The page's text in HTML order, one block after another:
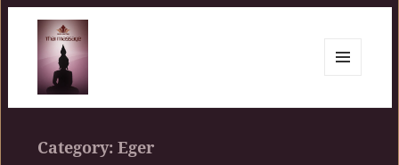
WIDGETS
Category: Eger